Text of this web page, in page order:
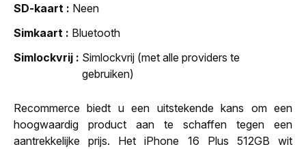
SD-kaart
Neen
Simkaart
Bluetooth
Simlockvrij
Simlockvrij (met alle providers te
gebruiken)
Recommerce biedt u een uitstekende kans om een
hoogwaardig product aan te schaffen tegen een
aantrekkelijke prijs. Het iPhone 16 Plus 512GB wit